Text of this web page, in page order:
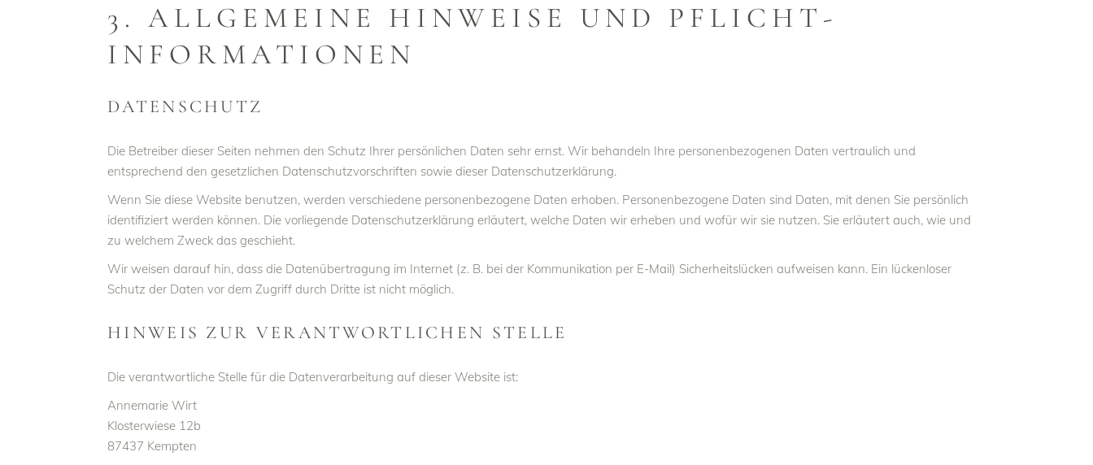
3. ALLGEMEINE HINWEISE UND PFLICHT­
INFORMATIONEN
DATENSCHUTZ
Die Betreiber dieser Seiten nehmen den Schutz Ihrer persönlichen Daten sehr ernst. Wir behandeln Ihre personenbezogenen Daten vertraulich und
entsprechend den gesetzlichen Datenschutzvorschriften sowie dieser Datenschutzerklärung.
Wenn Sie diese Website benutzen, werden verschiedene personenbezogene Daten erhoben. Personenbezogene Daten sind Daten, mit denen Sie persönlich
identifiziert werden können. Die vorliegende Datenschutzerklärung erläutert, welche Daten wir erheben und wofür wir sie nutzen. Sie erläutert auch, wie und
zu welchem Zweck das geschieht.
Wir weisen darauf hin, dass die Datenübertragung im Internet (z. B. bei der Kommunikation per E-Mail) Sicherheitslücken aufweisen kann. Ein lückenloser
Schutz der Daten vor dem Zugriff durch Dritte ist nicht möglich.
HINWEIS ZUR VERANTWORTLICHEN STELLE
Die verantwortliche Stelle für die Datenverarbeitung auf dieser Website ist:
Annemarie Wirt
Klosterwiese 12b
87437 Kempten